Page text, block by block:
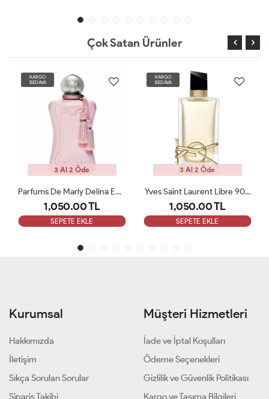
Çok Satan Ürünler
Parfums De Marly Delina EDP 75 Ml Kadın Tester Parfüm
KARGO
BEDAVA
3 Al 2 Öde
Yves Saint Laurent Libre 90 ML Bayan Tester Parfüm
1,050.00 TL
SEPETE EKLE
KARGO
3 Al 2 Öde
1,050.00 TL
SEPETE EKLE
Kurumsal
Hakkımızda
İletişim
Sıkça Sorulan Sorular
Sipariş Takibi
Müşteri Hizmetleri
İade ve İptal Koşulları
Ödeme Seçenekleri
Gizlilik ve Güvenlik Politikası
Kargo ve Taşıma Bilgileri